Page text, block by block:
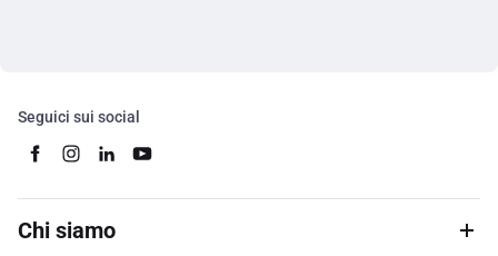
Seguici sui social
Chi siamo